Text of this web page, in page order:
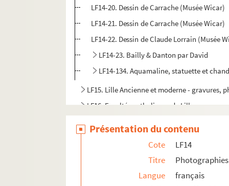
LF14-20. Dessin de Carrache (Musée Wicar)
LF14-21. Dessin de Carrache (Musée Wicar)
LF14-22. Dessin de Claude Lorrain (Musée
LF14-23. Bailly & Danton par David
LF14-134. Aquamaline, statuette et
LF15. Lille Ancienne et moderne - gravures,
LF16. Facultés catholiques de Lille
Présentation du contenu
Cote
LF14
Titre
Langue
français